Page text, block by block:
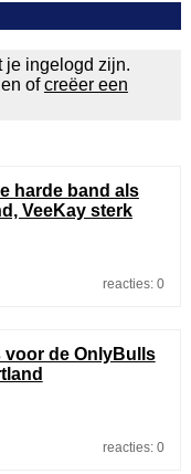
je ingelogd zijn.
ofcreëer een
harde band als
VeeKay sterk
reacties: 0
voor de OnlyBulls
reacties: 0